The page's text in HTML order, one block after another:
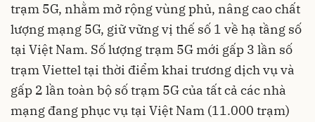
trạm 5G, nhằm mở rộng vùng phủ, nâng cao chất
lượng mạng 5G, giữ vững vị thế số 1 về hạ tầng số
tại Việt Nam. Số lượng trạm 5G mới gấp 3 lần số
trạm Viettel tại thời điểm khai trương dịch vụ và
gấp 2 lần toàn bộ số trạm 5G của tất cả các nhà
mạng đang phục vụ tại Việt Nam (11.000 trạm)